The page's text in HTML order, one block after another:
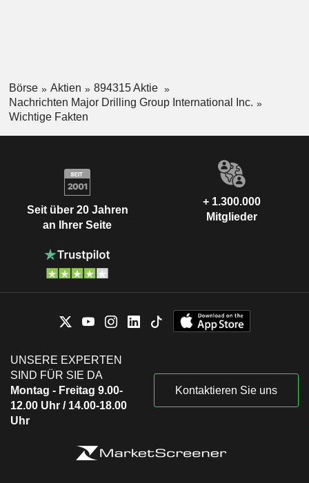
Börse Aktien
894315 Aktie
Nachrichten Major Drilling Group International Inc.
Wichtige Fakten
Seit über 20 Jahren
an Ihrer Seite
+ 1.300.000
Mitglieder
UNSERE EXPERTEN
SIND FÜR SIE DA
Montag - Freitag 9.00-
12.00 Uhr / 14.00-18.00
Uhr
Kontaktieren Sie uns